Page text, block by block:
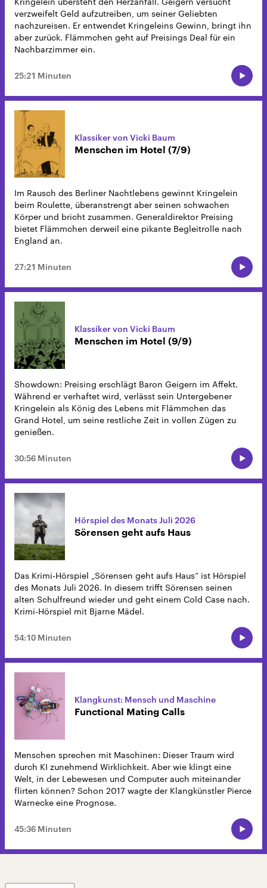
verzweifelt Geld aufzutreiben, um seiner Geliebten
nachzureisen. Er entwendet Kringeleins Gewinn, bringt ihn
aber zurück. Flämmchen geht auf Preisings Deal für ein
Nachbarzimmer ein.
25:21 Minuten
Klassiker von Vicki Baum
Menschen im Hotel (7/9)
Im Rausch des Berliner Nachtlebens gewinnt Kringelein
beim Roulette, überanstrengt aber seinen schwachen
Körper und bricht zusammen. Generaldirektor Preising
bietet Flämmchen derweil eine pikante Begleitrolle nach
England an.
27:21 Minuten
Klassiker von Vicki Baum
Menschen im Hotel (9/9)
Showdown: Preising erschlägt Baron Geigern im Affekt.
Während er verhaftet wird, verlässt sein Untergebener
Kringelein als König des Lebens mit Flämmchen das
Grand Hotel, um seine restliche Zeit in vollen Zügen zu
genießen.
30:56 Minuten
Hörspiel des Monats Juli 2026
Sörensen geht aufs Haus
Das Krimi-Hörspiel „Sörensen geht aufs Haus“ ist Hörspiel
des Monats Juli 2026. In diesem trifft Sörensen seinen
alten Schulfreund wieder und geht einem Cold Case nach.
Krimi-Hörspiel mit Bjarne Mädel.
54:10 Minuten
Klangkunst: Mensch und Maschine
Functional Mating Calls
Menschen sprechen mit Maschinen: Dieser Traum wird
durch KI zunehmend Wirklichkeit. Aber wie klingt eine
Welt, in der Lebewesen und Computer auch miteinander
flirten können? Schon 2017 wagte der Klangkünstler Pierce
Warnecke eine Prognose.
45:36 Minuten